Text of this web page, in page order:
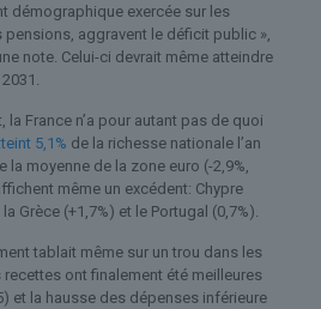
démographique exercée sur les
aggravent le déficit public »,
note. Celui-ci devrait même atteindre
la France n’a pour autant pas de quoi
5,1% de la richesse nationale l’an
moyenne de la zone euro (-2,9%,
même un excédent: Chypre
Grèce (+1,7%) et le Portugal (0,7%).
tablait même sur un trou dans les
ont finalement été meilleures
et la hausse des dépenses inférieure